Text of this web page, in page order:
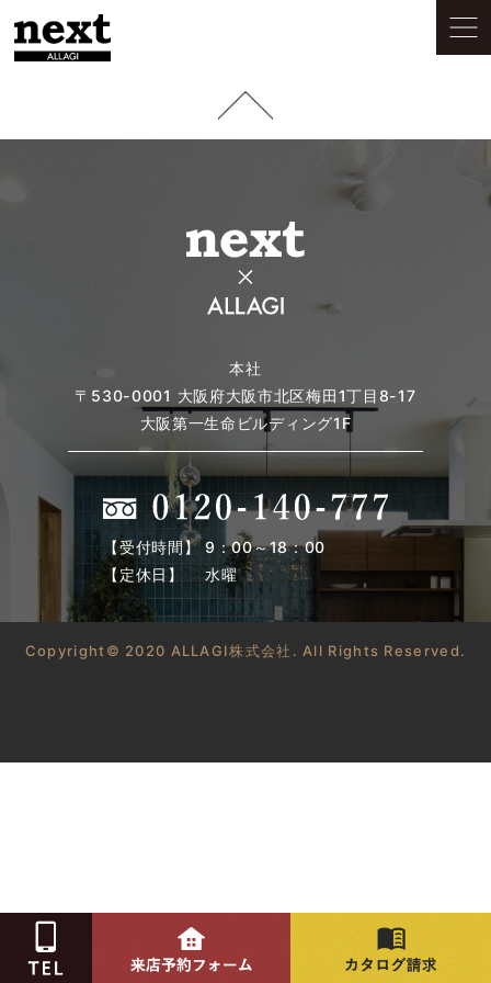
本社
〒530-0001 大阪府大阪市北区梅田1丁目8-17
大阪第一生命ビルディング1F
【受付時間】 9：00～18：00
【定休日】 水曜
Copyright© 2020 ALLAGI株式会社. All Rights Reserved.